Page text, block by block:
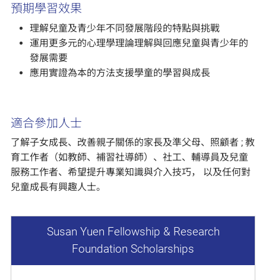
預期學習效果
理解兒童及青少年不同發展階段的特點與挑戰
運用更多元的心理學理論理解與回應兒童與青少年的
發展需要
應用實證為本的方法支援學童的學習與成長
適合參加人士
了解子女成長、改善親子關係的家長及準父母、照顧者 ; 教
育工作者（如教師、補習社導師）、社工、輔導員及兒童
服務工作者、希望提升專業知識與介入技巧， 以及任何對
兒童成長有興趣人士。
Susan Yuen Fellowship & Research
Foundation Scholarships